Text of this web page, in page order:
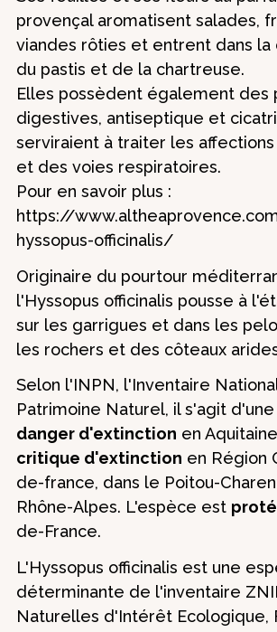
provençal aromatisent salades,
viandes rôties et entrent dans la
du pastis et de la chartreuse.
Elles possèdent également des
digestives, antiseptique et
serviraient à traiter les
et des voies respiratoires.
Pour en savoir plus :
https://
hyssopus-officinalis/
Originaire du pourtour
l'Hyssopus officinalis pousse à
sur les garrigues et dans les
les rochers et des côteaux
Selon l'INPN, l'Inventaire
Patrimoine Naturel, il s'agit
danger d'extinction en
critique d'extinction en Région
de-france, dans le Poitou-
Rhône-Alpes. L'espèce est
de-France.
L'Hyssopus officinalis est une
déterminante de l'inventaire
Naturelles d'Intérêt Ecologique,